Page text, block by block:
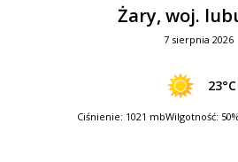
Żary, woj.
7 sierpnia 2026
23°C
Ciśnienie: 1021 mbWilgotność: 50%